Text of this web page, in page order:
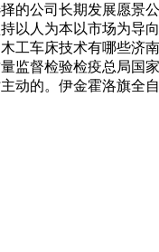
公司长期发展愿景
以人为本以市场为导
工车床技术有哪些
监督检验检疫总局国
动的。伊金霍洛旗全